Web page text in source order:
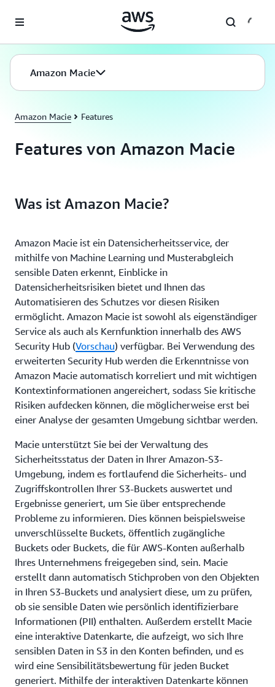
Überspringen zum Hauptinhalt
Amazon Macie
Amazon Macie Features
Features von Amazon Macie
Was ist Amazon Macie?
Amazon Macie ist ein Datensicherheitsservice, der
mithilfe von Machine Learning und Musterabgleich
sensible Daten erkennt, Einblicke in
Datensicherheitsrisiken bietet und Ihnen das
Automatisieren des Schutzes vor diesen Risiken
ermöglicht. Amazon Macie ist sowohl als eigenständiger
Service als auch als Kernfunktion innerhalb des AWS
Security Hub (Vorschau) verfügbar. Bei Verwendung des
erweiterten Security Hub werden die Erkenntnisse von
Amazon Macie automatisch korreliert und mit wichtigen
Kontextinformationen angereichert, sodass Sie kritische
Risiken aufdecken können, die möglicherweise erst bei
einer Analyse der gesamten Umgebung sichtbar werden.
Macie unterstützt Sie bei der Verwaltung des
Sicherheitsstatus der Daten in Ihrer Amazon-S3-
Umgebung, indem es fortlaufend die Sicherheits- und
Zugriffskontrollen Ihrer S3-Buckets auswertet und
Ergebnisse generiert, um Sie über entsprechende
Probleme zu informieren. Dies können beispielsweise
unverschlüsselte Buckets, öffentlich zugängliche
Buckets oder Buckets, die für AWS-Konten außerhalb
Ihres Unternehmens freigegeben sind, sein. Macie
erstellt dann automatisch Stichproben von den Objekten
in Ihren S3-Buckets und analysiert diese, um zu prüfen,
ob sie sensible Daten wie persönlich identifizierbare
Informationen (PII) enthalten. Außerdem erstellt Macie
eine interaktive Datenkarte, die aufzeigt, wo sich Ihre
sensiblen Daten in S3 in den Konten befinden, und es
wird eine Sensibilitätsbewertung für jeden Bucket
generiert. Mithilfe der interaktiven Datenkarte können